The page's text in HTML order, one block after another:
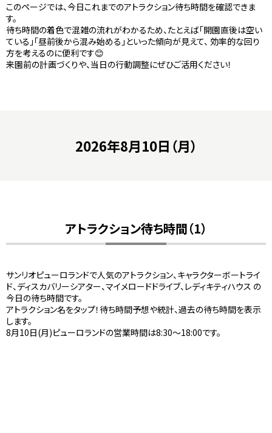
このページでは、今日これまでのアトラクション待ち時間を確認できま
す。
待ち時間の着色で混雑の流れがわかるため、たとえば「開園直後は空い
ている」「昼前後から混み始める」といった傾向が見えて、 効率的な回り
方を考えるのに便利です😊
来園前の計画づくりや、当日の行動調整にぜひご活用ください！
2026年8月10日（月）
アトラクション待ち時間（1）
サンリオピューロランドで人気のアトラクション、キャラクターボートライ
ド、ディスカバリーシアター、マイメロードドライブ、レディキティハウス の
今日の待ち時間です。
アトラクション名をタップ！待ち時間予想や統計、過去の待ち時間を表示
します。
8月10日(月)ピューロランドの営業時間は8:30～18:00です。